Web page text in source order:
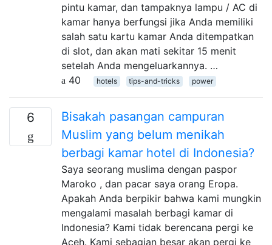
pintu kamar, dan tampaknya lampu / AC di
kamar hanya berfungsi jika Anda memiliki
salah satu kartu kamar Anda ditempatkan
di slot, dan akan mati sekitar 15 menit
setelah Anda mengeluarkannya. …
40
hotels tips-and-tricks power
6
Bisakah pasangan campuran
Muslim yang belum menikah
berbagi kamar hotel di Indonesia?
Saya seorang muslima dengan paspor
Maroko , dan pacar saya orang Eropa.
Apakah Anda berpikir bahwa kami mungkin
mengalami masalah berbagi kamar di
Indonesia? Kami tidak berencana pergi ke
Aceh. Kami sebagian besar akan pergi ke